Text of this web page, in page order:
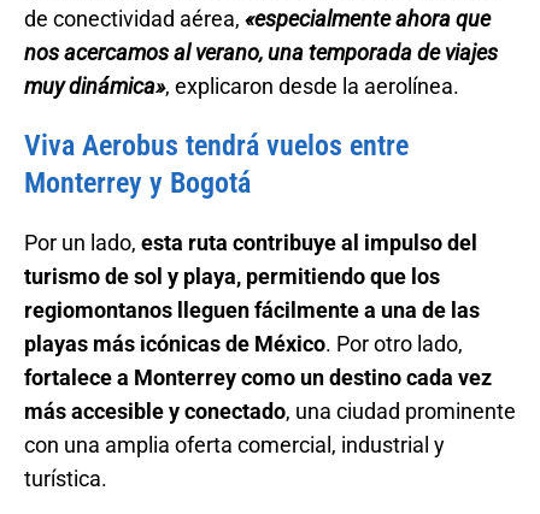
de conectividad aérea, «especialmente ahora que
nos acercamos al verano, una temporada de viajes
muy dinámica», explicaron desde la aerolínea.
Viva Aerobus tendrá vuelos entre
Monterrey y Bogotá
Por un lado, esta ruta contribuye al impulso del
turismo de sol y playa, permitiendo que los
regiomontanos lleguen fácilmente a una de las
playas más icónicas de México. Por otro lado,
fortalece a Monterrey como un destino cada vez
más accesible y conectado, una ciudad prominente
con una amplia oferta comercial, industrial y
turística.